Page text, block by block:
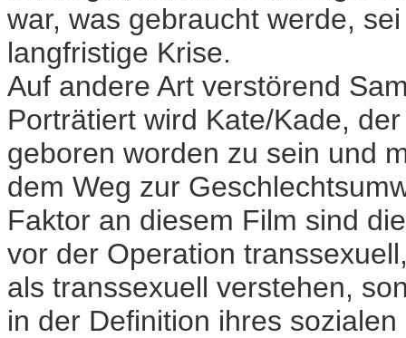
war, was gebraucht werde,
langfristige Krise.
Auf andere Art verstörend
Porträtiert wird Kate/Kade,
geboren worden zu sein und
dem Weg zur
Faktor an diesem Film sind
vor der Operation
als transsexuell verstehen,
in der Definition ihres